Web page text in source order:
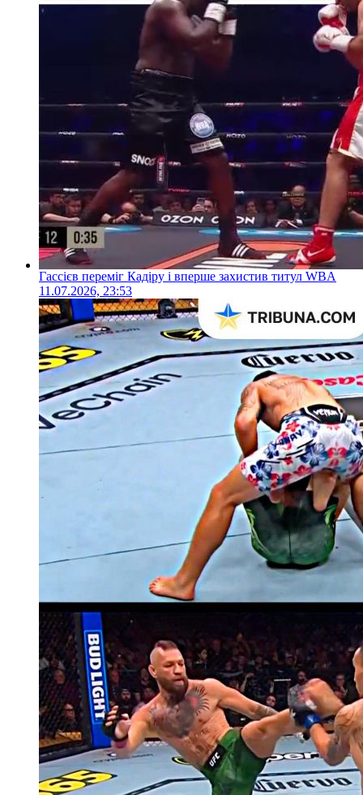
Гассієв переміг Кадіру і вперше захистив титул WBA
11.07.2026, 23:53